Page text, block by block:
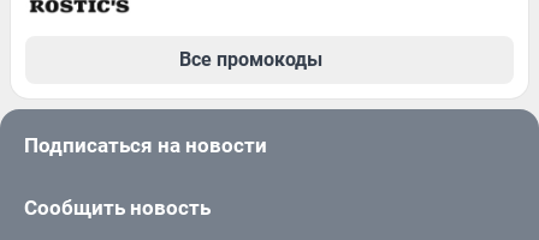
Все промокоды
Подписаться на новости
Сообщить новость